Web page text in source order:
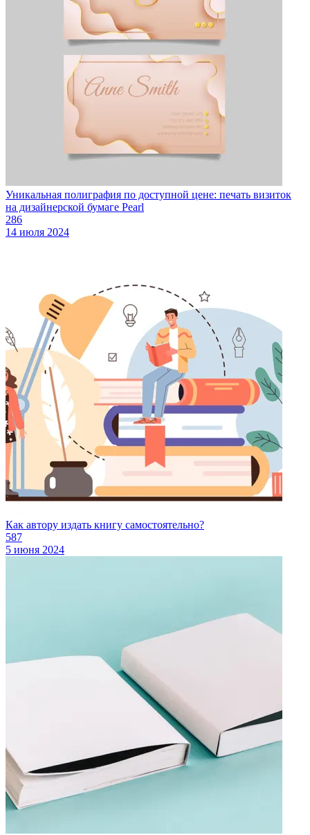
Уникальная полиграфия по доступной цене: печать визиток
на дизайнерской бумаге Pearl
286
14 июля 2024
Как автору издать книгу самостоятельно?
587
5 июня 2024